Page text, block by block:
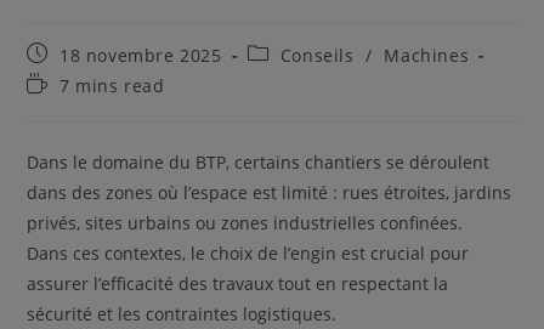
Publication
publiée :
18 novembre 2025
PostConseils / Machines
Temps7 mins read
Dans le domaine du BTP, certains chantiers se déroulent
dans des zones où l’espace est limité : rues étroites, jardins
privés, sites urbains ou zones industrielles confinées.
Dans ces contextes, le choix de l’engin est crucial pour
assurer l’efficacité des travaux tout en respectant la
sécurité et les contraintes logistiques.